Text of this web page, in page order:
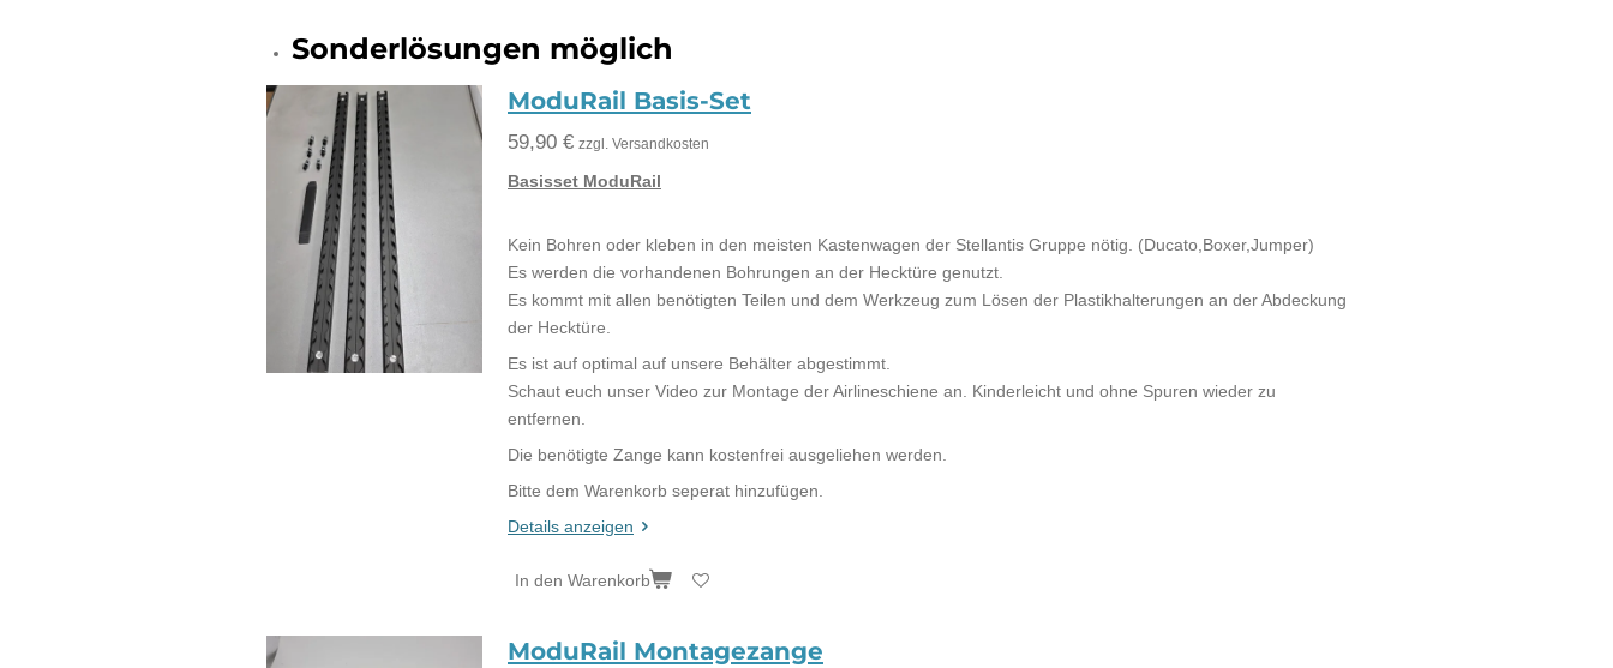
Sonderlösungen möglich
ModuRail Basis-Set
59,90 € zzgl. Versandkosten
Basisset ModuRail
Kein Bohren oder kleben in den meisten Kastenwagen der Stellantis Gruppe nötig. (Ducato,Boxer,Jumper)
Es werden die vorhandenen Bohrungen an der Hecktüre genutzt.
Es kommt mit allen benötigten Teilen und dem Werkzeug zum Lösen der Plastikhalterungen an der Abdeckung
der Hecktüre.
Es ist auf optimal auf unsere Behälter abgestimmt.
Schaut euch unser Video zur Montage der Airlineschiene an. Kinderleicht und ohne Spuren wieder zu
entfernen.
Die benötigte Zange kann kostenfrei ausgeliehen werden.
Bitte dem Warenkorb seperat hinzufügen.
Details anzeigen
In den Warenkorb
ModuRail Montagezange